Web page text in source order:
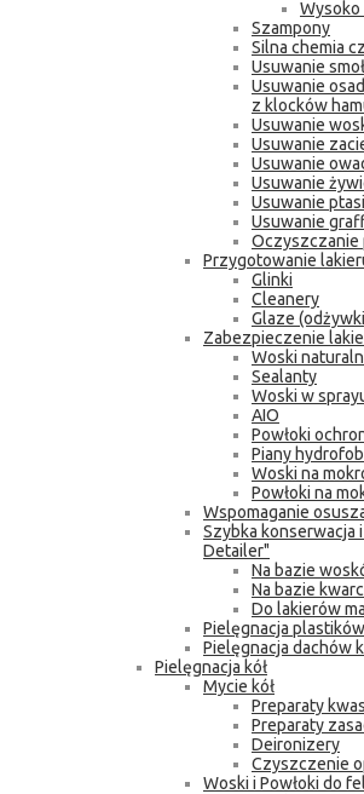
Wysoko
Szampony
Silna chemia
Usuwanie
Usuwanie
z klocków
Usuwanie
Usuwanie
Usuwanie
Usuwanie
Usuwanie
Usuwanie
Oczyszczanie
Przygotowanie
Glinki
Cleanery
Glaze
Zabezpieczenie
Woski
Sealanty
Woski w
AIO
Powłoki
Piany
Woski na
Powłoki na
Wspomaganie
Szybka konserwacja
Detailer"
Na bazie
Na bazie
Do lakierów
Pielęgnacja
Pielęgnacja dachów
Pielęgnacja kół
Mycie kół
Preparaty
Preparaty
Deironizery
Czyszczenie
Woski i Powłoki do